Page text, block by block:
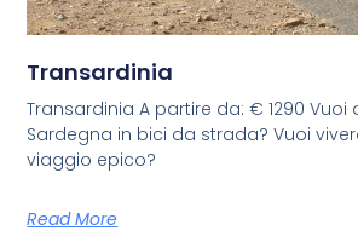
Transardinia
Transardinia A partire da: € 1290 Vuoi
Sardegna in bici da strada? Vuoi
viaggio epico?
Read More